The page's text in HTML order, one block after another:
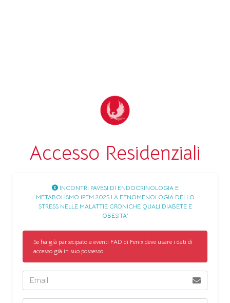
Accesso Residenziali
INCONTRI PAVESI DI ENDOCRINOLOGIA E
METABOLISMO IPEM 2025 LA FENOMENOLOGIA DELLO
STRESS NELLE MALATTIE CRONICHE QUALI DIABETE E
OBESITA’
Se ha già partecipato a eventi FAD di Fenix deve usare i dati di
accesso già in suo possesso